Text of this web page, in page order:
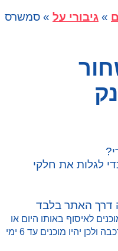
» גיבורי על» סמשרס
לגלות את חלקי
את שני הדינו
הנפץ
דמויות אספנות
אורות וצלילים!
דרך האתר בלבד
לאיסוף באותו היום או
עד 1 ימי עסקים. אופניים מצריכים הרכבה ולכן יהיו מוכנים עד 6 ימי